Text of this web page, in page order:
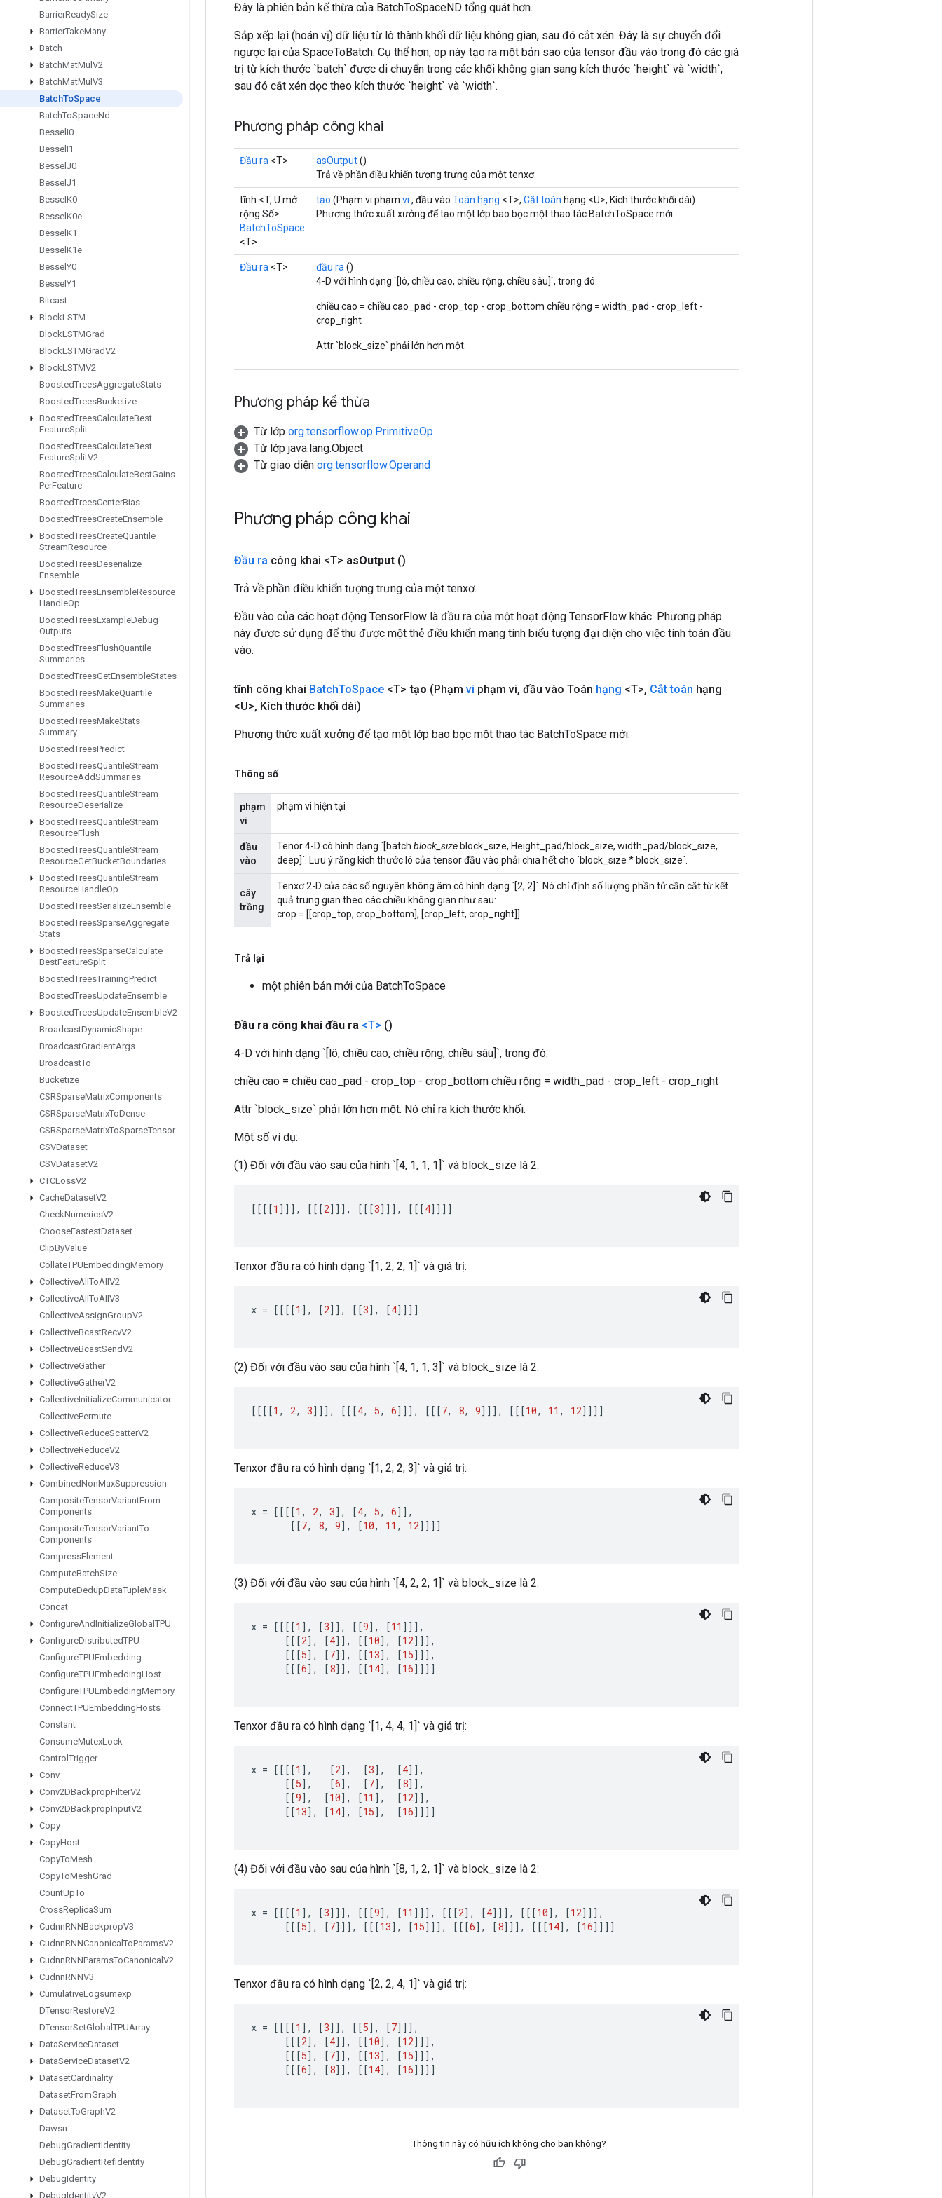
BarrierReadySize
BarrierTakeMany
Batch
BatchMatMul V2
BatchMatMul V3
BatchToSpace
BatchToSpaceNd
Bessel I0
Bessel I1
Bessel J0
Bessel J1
Bessel K0
Bessel K0e
Bessel K1
Bessel K1e
Bessel Y0
Bessel Y1
Bitcast
BlockLSTM
BlockLSTMGrad
BlockLSTMGradV2
BlockLSTMV2
BoostedTreesAggregateStats
BoostedTreesBucketize
BoostedTreesCalculateBest
FeatureSplit
BoostedTreesCalculateBest
FeatureSplitV2
BoostedTreesCalculateBestGains
PerFeature
BoostedTreesCenterBias
BoostedTreesCreateEnsemble
BoostedTreesCreateQuantile
StreamResource
BoostedTreesDeserialize
Ensemble
BoostedTreesEnsembleResource
HandleOp
BoostedTreesExampleDebug
Outputs
BoostedTreesFlushQuantile
Summaries
BoostedTreesGetEnsembleStates
BoostedTreesMakeQuantile
Summaries
BoostedTreesMakeStats
Summary
BoostedTreesPredict
BoostedTreesQuantileStream
ResourceAddSummaries
BoostedTreesQuantileStream
ResourceDeserialize
BoostedTreesQuantileStream
ResourceFlush
BoostedTreesQuantileStream
ResourceGetBucketBoundaries
BoostedTreesQuantileStream
ResourceHandleOp
BoostedTreesSerializeEnsemble
BoostedTreesSparseAggregate
Stats
BoostedTreesSparseCalculate
BestFeatureSplit
BoostedTreesTrainingPredict
BoostedTreesUpdateEnsemble
BoostedTreesUpdateEnsembleV2
BroadcastDynamicShape
BroadcastGradientArgs
BroadcastTo
Bucketize
CSRSparseMatrixComponents
CSRSparseMatrixToDense
CSRSparseMatrixToSparseTensor
CSVDataset
CSVDatasetV2
CTCLossV2
CacheDatasetV2
CheckNumericsV2
ChooseFastestDataset
ClipByValue
CollateTPUEmbeddingMemory
CollectiveAll ToAll V2
CollectiveAll ToAll V3
CollectiveAssignGroupV2
CollectiveBcastRecvV2
CollectiveBcastSendV2
CollectiveGather
CollectiveGatherV2
CollectiveInitializeCommunicator
CollectivePermute
CollectiveReduceScatterV2
CollectiveReduceV2
CollectiveReduceV3
CombinedNonMaxSuppression
CompositeTensorVariantFrom
Components
CompositeTensorVariantTo
Components
CompressElement
ComputeBatchSize
ComputeDedupDataTupleMask
Concat
ConfigureAndInitializeGlobal TPU
ConfigureDistributedTPU
ConfigureTPUEmbedding
ConfigureTPUEmbeddingHost
ConfigureTPUEmbeddingMemory
ConnectTPUEmbeddingHosts
Constant
ConsumeMutexLock
Control Trigger
Conv
Conv2DBackpropFilterV2
Conv2DBackpropInputV2
Copy
CopyHost
CopyToMesh
CopyToMeshGrad
CountUpTo
CrossReplicaSum
CudnnRNNBackpropV3
CudnnRNNCanonical ToParamsV2
CudnnRNNParamsToCanonical V2
CudnnRNNV3
CumulativeLogsumexp
DTensorRestoreV2
DTensorSetGlobal TPUArray
DataServiceDataset
DataServiceDatasetV2
DatasetCardinality
DatasetFromGraph
DatasetToGraphV2
Dawsn
DebugGradientIdentity
DebugGradientRefIdentity
DebugIdentity
DebugIdentityV2
Đây là phiên bản kế thừa của BatchToSpaceND tổng quát hơn.
Sắp xếp lại (hoán vị) dữ liệu từ lô thành khối dữ liệu không gian, sau đó cắt xén. Đây là sự chuyển đổi
ngược lại của SpaceToBatch. Cụ thể hơn, op này tạo ra một bản sao của tensor đầu vào trong đó các giá
trị từ kích thước `batch` được di chuyển trong các khối không gian sang kích thước `height` và `width`,
sau đó cắt xén dọc theo kích thước `height` và `width`.
Phương pháp công khai
Đầu ra <T> asOutput()
Trả về phần điều khiển tượng trưng của một tenxơ.
tĩnh <T, U mở
rộng Số>
BatchToSpace
<T>
tạo (Phạm vi phạm vi , đầu vào Toán hạng <T>, Cắt toán hạng <U>, Kích thước khối dài)
Phương thức xuất xưởng để tạo một lớp bao bọc một thao tác BatchToSpace mới.
Đầu ra <T> đầu ra ()
4-D với hình dạng `[lô, chiều cao, chiều rộng, chiều sâu]`, trong đó:
chiều cao = chiều cao_pad - crop_top - crop_bottom chiều rộng = width_pad - crop_left -
crop_right
Attr `block_size` phải lớn hơn một.
Phương pháp kế thừa
Từ lớp org.tensorflow.op.PrimitiveOp
Từ lớp java.lang.Object
Từ giao diện org.tensorflow.Operand
Phương pháp công khai
Đầu ra công khai <T> asOutput ()
Trả về phần điều khiển tượng trưng của một tenxơ.
Đầu vào của các hoạt động TensorFlow là đầu ra của một hoạt động TensorFlow khác. Phương pháp
này được sử dụng để thu được một thẻ điều khiển mang tính biểu tượng đại diện cho việc tính toán đầu
vào.
tĩnh công khai BatchToSpace <T> tạo (Phạm vi phạm vi, đầu vào Toán hạng <T>, Cắt toán hạng
<U>, Kích thước khối dài)
Phương thức xuất xưởng để tạo một lớp bao bọc một thao tác BatchToSpace mới.
Thông số
phạm
vi
phạm vi hiện tại
đầu
vào
Tenor 4-D có hình dạng `[batch block_size block_size, Height_pad/block_size, width_pad/block_size,
deep]`. Lưu ý rằng kích thước lô của tensor đầu vào phải chia hết cho `block_size * block_size`.
cây
trồng
Tenxơ 2-D của các số nguyên không âm có hình dạng `[2, 2]`. Nó chỉ định số lượng phần tử cần cắt từ kết
quả trung gian theo các chiều không gian như sau:
crop = [[crop_top, crop_bottom], [crop_left, crop_right]]
Trả lại
một phiên bản mới của BatchToSpace
Đầu ra công khai đầu ra <T> ()
4-D với hình dạng `[lô, chiều cao, chiều rộng, chiều sâu]`, trong đó:
chiều cao = chiều cao_pad - crop_top - crop_bottom chiều rộng = width_pad - crop_left - crop_right
Attr `block_size` phải lớn hơn một. Nó chỉ ra kích thước khối.
Một số ví dụ:
(1) Đối với đầu vào sau của hình `[4, 1, 1, 1]` và block_size là 2:
[[[[1 ]]] , [[[2]]] , [[[3]]] , [[[4]]]]
Tenxor đầu ra có hình dạng `[1, 2, 2, 1]` và giá trị:
x = [[[[1 ] , [2]] , [[3] , [4]]]]
(2) Đối với đầu vào sau của hình `[4, 1, 1, 3]` và block_size là 2:
[[[[1 , 2, 3]]] , [[[4, 5, 6]]] , [[[7, 8, 9]]] , [[[10, 11 , 12]]]]
Tenxor đầu ra có hình dạng `[1, 2, 2, 3]` và giá trị:
x = [[[[1 , 2, 3] , [4, 5, 6]] ,
[[7, 8, 9] , [10, 11 , 12]]]]
(3) Đối với đầu vào sau của hình `[4, 2, 2, 1]` và block_size là 2:
x = [[[[1 ] , [3]] , [[9] , [11 ]]] ,
[[[2] , [4]] , [[10] , [12]]] ,
[[[5] , [7]] , [[13] , [15]]] ,
[[[6] , [8]] , [[14] , [16]]]]
Tenxor đầu ra có hình dạng `[1, 4, 4, 1]` và giá trị:
x = [[[[1 ] , [2] , [3] , [4]] ,
[[5] , [6] , [7] , [8]] ,
[[9] , [10] , [11 ] , [12]] ,
[[13] , [14] , [15] , [16]]]]
(4) Đối với đầu vào sau của hình `[8, 1, 2, 1]` và block_size là 2:
x = [[[[1 ] , [3]]] , [[[9] , [11 ]]] , [[[2] , [4]]] , [[[10] , [12]]] ,
[[[5] , [7]]] , [[[13] , [15]]] , [[[6] , [8]]] , [[[14] , [16]]]]
Tenxor đầu ra có hình dạng `[2, 2, 4, 1]` và giá trị:
x = [[[[1 ] , [3]] , [[5] , [7]]] ,
[[[2] , [4]] , [[10] , [12]]] ,
[[[5] , [7]] , [[13] , [15]]] ,
[[[6] , [8]] , [[14] , [16]]]]
Thông tin này có hữu ích không cho bạn không?